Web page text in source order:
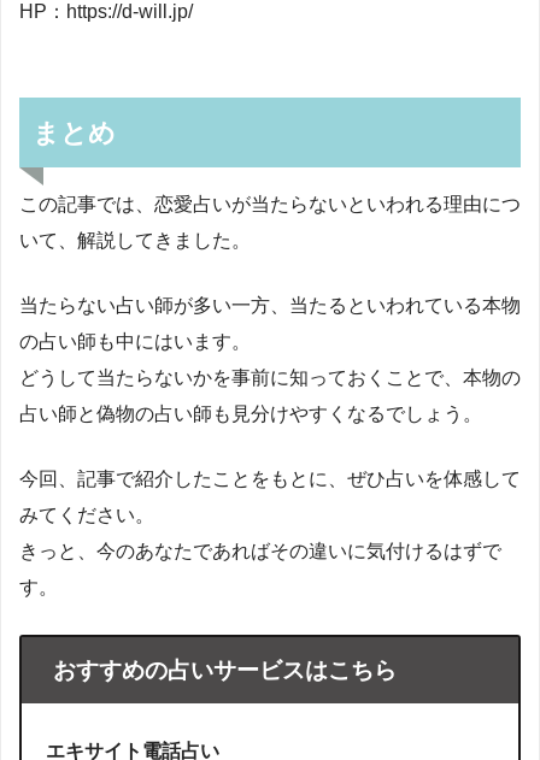
HP：https://d-will.jp/
まとめ
この記事では、恋愛占いが当たらないといわれる理由につ
いて、解説してきました。
当たらない占い師が多い一方、当たるといわれている本物
の占い師も中にはいます。
どうして当たらないかを事前に知っておくことで、本物の
占い師と偽物の占い師も見分けやすくなるでしょう。
今回、記事で紹介したことをもとに、ぜひ占いを体感して
みてください。
きっと、今のあなたであればその違いに気付けるはずで
す。
おすすめの占いサービスはこちら
エキサイト電話占い